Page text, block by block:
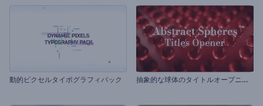
動的ピクセルタイポグラフィパック 抽
象的な球体のタイトルオープニング動画